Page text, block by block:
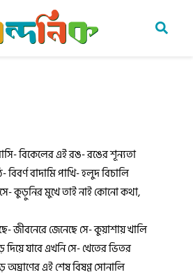
বিকেলের এই রঙ- রঙের শূন্যতা
বাদামি পাখি- হলুদ বিচালি
কুড়ুনির মুখে তাই নাই কোনো কথা,
জীবনেরে জেনেছে সে- কুয়াশায় খালি
যাবে এখনি সে- খেতের ভিতর
অঘ্রাণের এই শেষ বিষণ্ণ সোনালি